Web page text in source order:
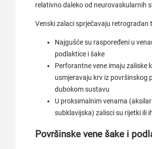
relativno daleko od neurovaskularnih
Venski zalaci sprječavaju retrogradan
Najgušće su raspoređeni u
podlaktice i šake
Perforantne vene imaju zaliske
usmjeravaju krv iz površinskog
dubokom sustavu
U proksimalnim venama
subklavijska) zalisci su rijetki ili
Površinske vene šake i